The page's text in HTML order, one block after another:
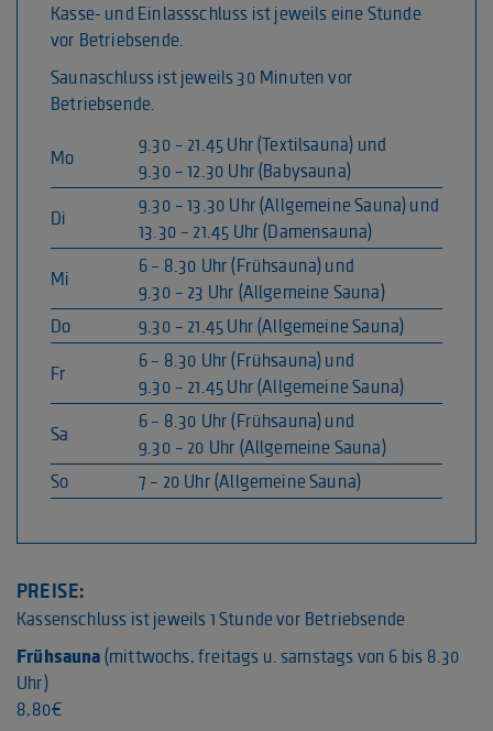
Kasse- und Einlassschluss ist jeweils eine Stunde
vor Betriebsende.
Saunaschluss ist jeweils 30 Minuten vor
Betriebsende.
Mo
9.30 – 21.45 Uhr (Textilsauna) und
9.30 – 12.30 Uhr (Babysauna)
Di
9.30 – 13.30 Uhr (Allgemeine Sauna) und
13.30 – 21.45 Uhr (Damensauna)
Mi
6 – 8.30 Uhr (Frühsauna) und
9.30 – 23 Uhr (Allgemeine Sauna)
Do
9.30 – 21.45 Uhr (Allgemeine Sauna)
Fr
6 – 8.30 Uhr (Frühsauna) und
9.30 – 21.45 Uhr (Allgemeine Sauna)
Sa
6 – 8.30 Uhr (Frühsauna) und
9.30 – 20 Uhr (Allgemeine Sauna)
So
7 – 20 Uhr (Allgemeine Sauna)
PREISE:
Kassenschluss ist jeweils 1 Stunde vor Betriebsende
Frühsauna(mittwochs, freitags u. samstags von 6 bis 8.30
Uhr)
8,80€